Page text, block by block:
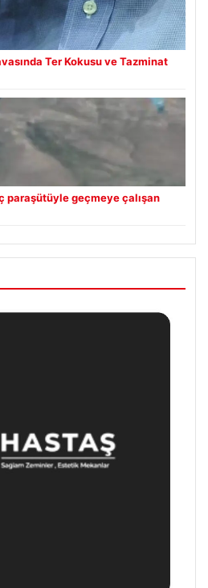
Ter Kokusu ve Tazminat
paraşütüyle geçmeye çalışan